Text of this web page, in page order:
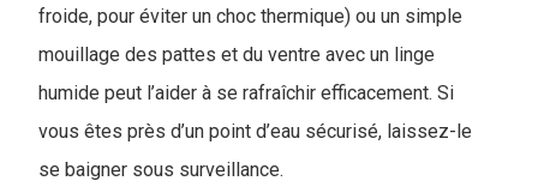
froide, pour éviter un choc thermique) ou un simple
mouillage des pattes et du ventre avec un linge
humide peut l’aider à se rafraîchir efficacement. Si
vous êtes près d’un point d’eau sécurisé, laissez-le
se baigner sous surveillance.